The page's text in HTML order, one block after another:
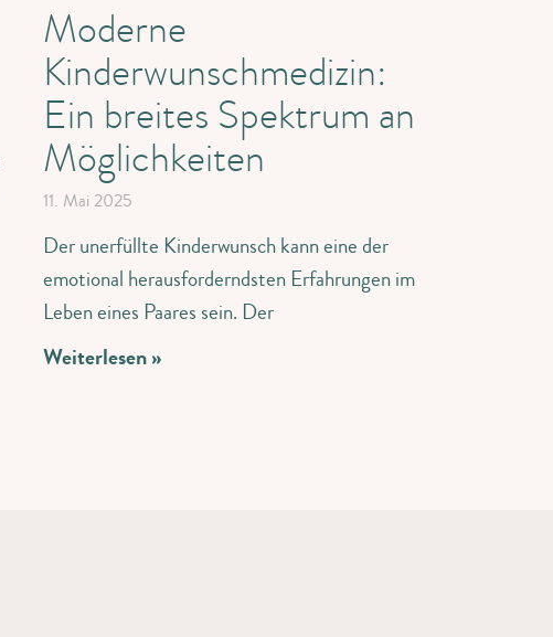
Moderne
Kinderwunschmedizin:
Ein breites Spektrum an
Möglichkeiten
11. Mai 2025
Der unerfüllte Kinderwunsch kann eine der
emotional herausforderndsten Erfahrungen im
Leben eines Paares sein. Der
Weiterlesen »